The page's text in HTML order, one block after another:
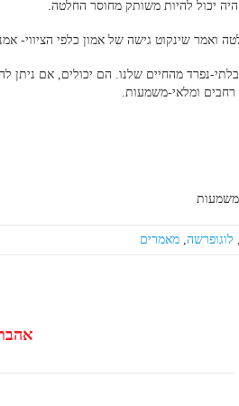
היה יכול להיות משותק מחוסר החלטה.
ואמר שינקוט גישה של אמון כלפי הציווי-
בלתי-נפרד מהחיים שלנו. הם יכולים, אם
רחבים ומלאי-משמעות.
, לוגופרשה, מאמרים